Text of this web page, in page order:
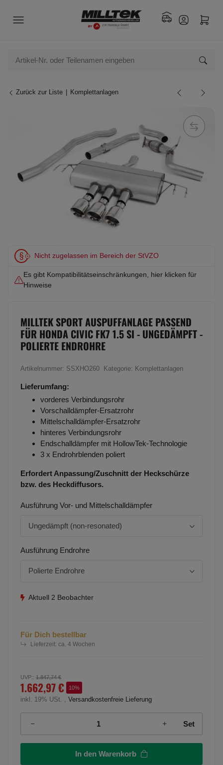
Zurück zur Liste Komplettanlagen
Nicht zugelassen im Bereich der StVZO
Es gibt Kompatibilitätseinschränkungen, hier klicken für
Hinweise
MILLTEK SPORT AUSPUFFANLAGE PASSEND
FÜR HONDA CIVIC FK7 1.5 SI - UNGEDÄMPFT -
POLIERTE ENDROHRE
Artikelnummer: SSXHO260 Kategorie: Komplettanlagen
Lieferumfang:
vorderes Verbindungsrohr
Vorschalldämpfer-Ersatzrohr
Mittelschalldämpfer-Ersatzrohr
hinteres Verbindungsrohr
Endschalldämpfer mit HollowTek-Technologie
3 x Endrohrblenden poliert
Erfordert Anpassung/Zuschnitt der Heckschürze
bzw. des Heckdiffusors.
Ausführung Vor- und Mittelschalldämpfer
Ungedämpft (non-resonated)
Ausführung Endrohre
Polierte Endrohre
Aktuell 2 Beobachter
Für Dich bestellbar
Lieferzeit: ca. 4 Wochen
UVP:: 1.847,74 €
1.662,97 € 10%
inkl. 19% USt. , Versandkostenfreie Lieferung
Set
In den Warenkorb